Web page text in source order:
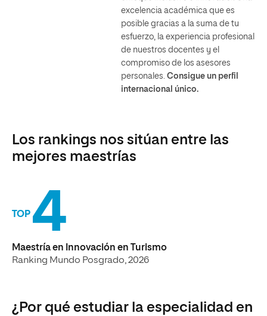
excelencia académica que es
posible gracias a la suma de tu
esfuerzo, la experiencia profesional
de nuestros docentes y el
compromiso de los asesores
personales.Consigue un perfil
internacional único.
Los rankings nos sitúan entre las
mejores maestrías
TOP 4
Maestría en Innovación en Turismo
Ranking Mundo Posgrado, 2026
¿Por qué estudiar la especialidad en